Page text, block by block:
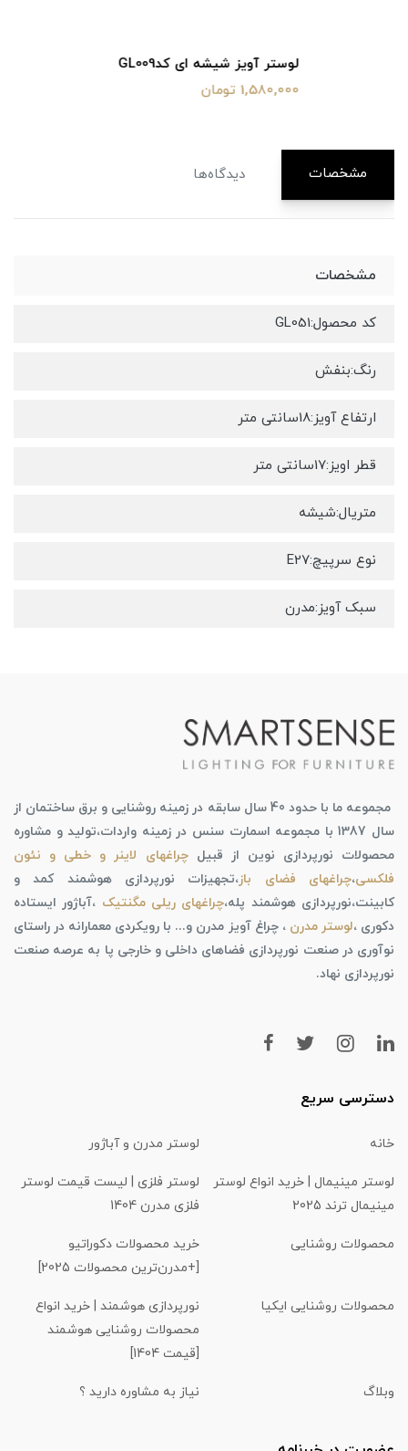
لوستر آویز شیشه ای کدGL009
مشخصات دیدگاه‌ها
مشخصات
کد محصول:GL051
رنگ:بنفش
ارتفاع آویز:18سانتی متر
قطر اویز:17سانتی متر
متریال:شیشه
نوع سرپیچ:E27
سبک آویز:مدرن
مجموعه ما با حدود 40 سال سابقه در زمینه روشنایی و برق ساختمان از
سال 1387 با مجموعه اسمارت سنس در زمینه واردات،تولید و مشاوره
محصولات نورپردازی نوین از قبیلچراغهای لاینر و خطی و نئون
فلکسی،چراغهای فضای باز،تجهیزات نورپردازی هوشمند کمد و
کابینت،نورپردازی هوشمند پله،چراغهای ریلی مگنتیک ،آباژور ایستاده
دکوری ،لوستر مدرن ، چراغ آویز مدرن و... با رویکردی معمارانه در راستای
نوآوری در صنعت نورپردازی فضاهای داخلی و خارجی پا به عرصه صنعت
نورپردازی نهاد.
دسترسی سریع
خانه لوستر مدرن و آباژور
لوستر مینیمال | خرید انواع لوستر
مینیمال ترند 2025
لوستر فلزی | لیست قیمت لوستر
فلزی مدرن 1404
محصولات روشنایی
خرید محصولات دکوراتیو
[+مدرن‌ترین محصولات 2025]
محصولات روشنایی ایکیا
نورپردازی هوشمند | خرید انواع
محصولات روشنایی هوشمند
[قیمت 1404]
وبلاگ نیاز به مشاوره دارید ؟